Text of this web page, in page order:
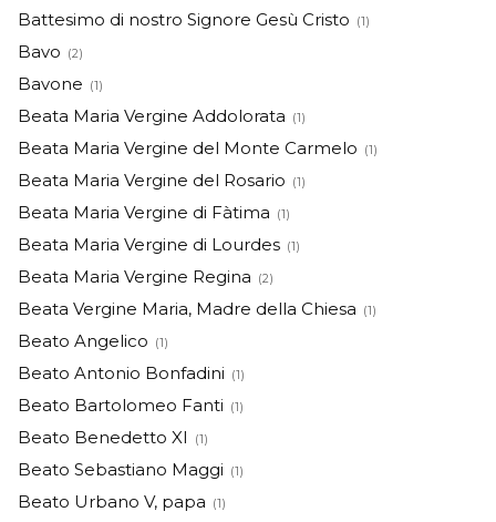
Battesimo di nostro Signore Gesù Cristo (1)
Bavo (2)
Bavone (1)
Beata Maria Vergine Addolorata (1)
Beata Maria Vergine del Monte Carmelo (1)
Beata Maria Vergine del Rosario (1)
Beata Maria Vergine di Fàtima (1)
Beata Maria Vergine di Lourdes (1)
Beata Maria Vergine Regina (2)
Beata Vergine Maria, Madre della Chiesa (1)
Beato Angelico (1)
Beato Antonio Bonfadini (1)
Beato Bartolomeo Fanti (1)
Beato Benedetto XI (1)
Beato Sebastiano Maggi (1)
Beato Urbano V, papa (1)